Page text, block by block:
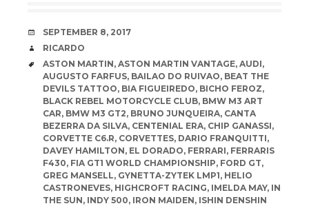
DATE
SEPTEMBER 8, 2017
AUTHOR
RICARDO
TAGS
ASTON MARTIN, ASTON MARTIN VANTAGE, AUDI,
AUGUSTO FARFUS, BAILAO DO RUIVAO, BEAT THE
DEVILS TATTOO, BIA FIGUEIREDO, BICHO FEROZ,
BLACK REBEL MOTORCYCLE CLUB, BMW M3 ART
CAR, BMW M3 GT2, BRUNO JUNQUEIRA, CANTA
BEZERRA DA SILVA, CENTENIAL ERA, CHIP GANASSI,
CORVETTE C6.R, CORVETTES, DARIO FRANQUITTI,
DAVEY HAMILTON, EL DORADO, FERRARI, FERRARIS
F430, FIA GT1 WORLD CHAMPIONSHIP, FORD GT,
GREG MANSELL, GYNETTA-ZYTEK LMP1, HELIO
CASTRONEVES, HIGHCROFT RACING, IMELDA MAY, IN
THE SUN, INDY 500, IRON MAIDEN, ISHIN DENSHIN